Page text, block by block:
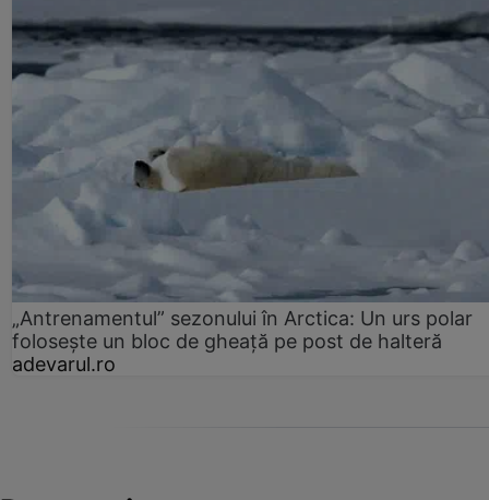
„Antrenamentul” sezonului în Arctica: Un urs polar
folosește un bloc de gheață pe post de halteră
adevarul.ro